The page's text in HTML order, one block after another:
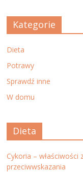
Kategorie
Dieta
Potrawy
Sprawdź inne
W domu
Dieta
Cykoria – właściwości
przeciwwskazania